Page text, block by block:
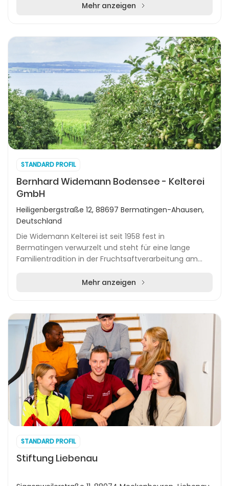
Mehr anzeigen
STANDARD PROFIL
Bernhard Widemann Bodensee - Kelterei
GmbH
Heiligenbergstraße 12, 88697 Bermatingen-Ahausen,
Deutschland
Die Widemann Kelterei ist seit 1958 fest in
Bermatingen verwurzelt und steht für eine lange
Familientradition in der Fruchtsaftverarbeitung am
Mehr anzeigen
STANDARD PROFIL
Stiftung Liebenau